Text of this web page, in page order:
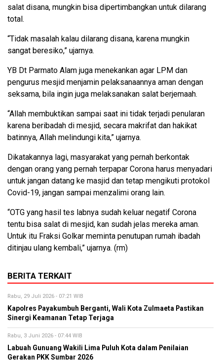
salat disana, mungkin bisa dipertimbangkan untuk dilarang
total.
“Tidak masalah kalau dilarang disana, karena mungkin
sangat beresiko,” ujarnya.
YB Dt Parmato Alam juga menekankan agar LPM dan
pengurus mesjid menjamin pelaksanaannya aman dengan
seksama, bila ingin juga melaksanakan salat berjemaah.
“Allah membuktikan sampai saat ini tidak terjadi penularan
karena beribadah di mesjid, secara makrifat dan hakikat
batinnya, Allah melindungi kita,” ujarnya.
Dikatakannya lagi, masyarakat yang pernah berkontak
dengan orang yang pernah terpapar Corona harus menyadari
untuk jangan datang ke masjid dan tetap mengikuti protokol
Covid-19, jangan sampai menzalimi orang lain.
“OTG yang hasil tes labnya sudah keluar negatif Corona
tentu bisa salat di mesjid, kan sudah jelas mereka aman.
Untuk itu Fraksi Golkar meminta penutupan rumah ibadah
ditinjau ulang kembali,” ujarnya. (rm)
BERITA TERKAIT
Rabu, 29 Juli 2026 - 07:21 WIB
Kapolres Payakumbuh Berganti, Wali Kota Zulmaeta Pastikan
Sinergi Keamanan Tetap Terjaga
Rabu, 3 Juni 2026 - 07:44 WIB
Labuah Gunuang Wakili Lima Puluh Kota dalam Penilaian
Gerakan PKK Sumbar 2026